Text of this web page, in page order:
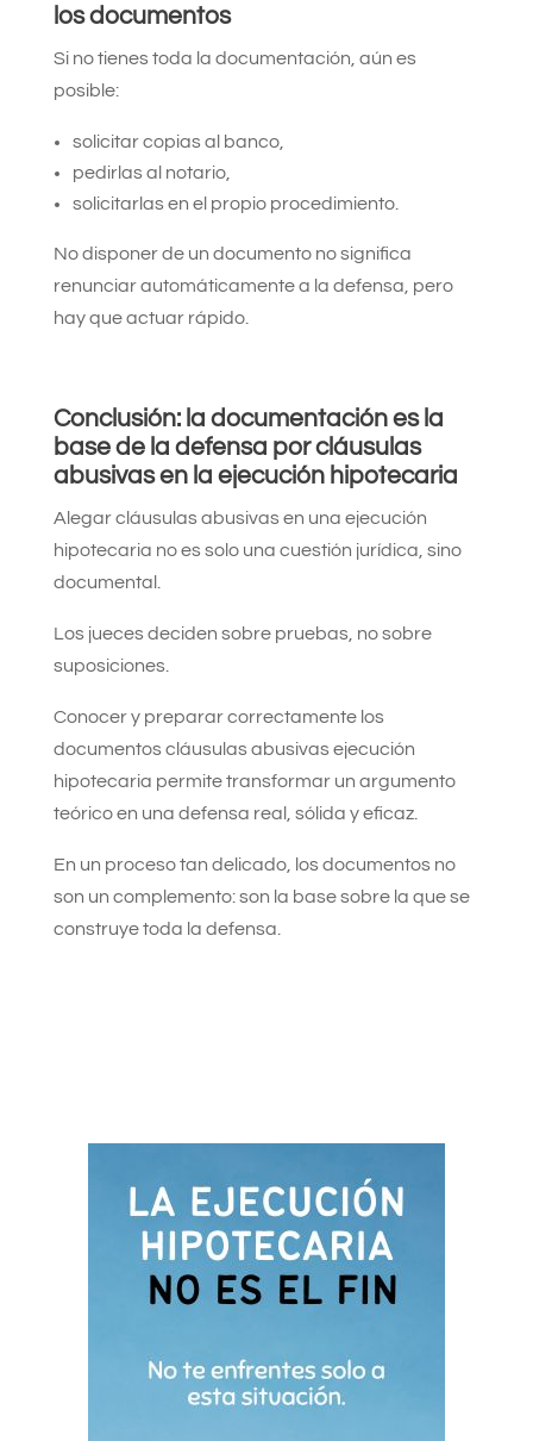
los documentos
Si no tienes toda la documentación, aún es
posible:
solicitar copias al banco,
pedirlas al notario,
solicitarlas en el propio procedimiento.
No disponer de un documento no significa
renunciar automáticamente a la defensa, pero
hay que actuar rápido.
Conclusión: la documentación es la
base de la defensa por cláusulas
abusivas en la ejecución hipotecaria
Alegar cláusulas abusivas en una ejecución
hipotecaria no es solo una cuestión jurídica, sino
documental.
Los jueces deciden sobre pruebas, no sobre
suposiciones.
Conocer y preparar correctamente los
documentos cláusulas abusivas ejecución
hipotecaria permite transformar un argumento
teórico en una defensa real, sólida y eficaz.
En un proceso tan delicado, los documentos no
son un complemento: son la base sobre la que se
construye toda la defensa.